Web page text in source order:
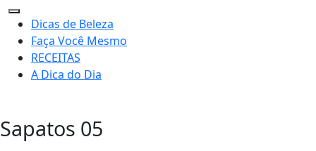
Dicas de Beleza
Faça Você Mesmo
RECEITAS
A Dica do Dia
Sapatos 05